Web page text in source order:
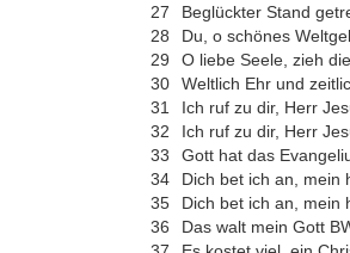
27
Beglückter Stand
28
Du, o schönes
29
O liebe Seele, zieh
30
Weltlich Ehr und
31
Ich ruf zu dir, Herr
32
Ich ruf zu dir, Herr
33
Gott hat das
34
Dich bet ich an, mein
35
Dich bet ich an, mein
36
Das walt mein Gott